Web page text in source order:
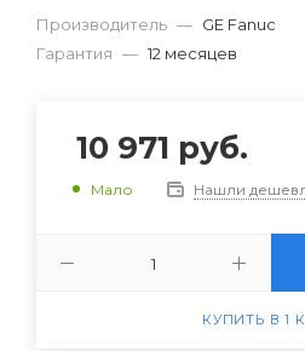
Производитель — GE Fanuc
Гарантия — 12 месяцев
10 971 руб.
Мало Нашли
КУПИТЬ В 1